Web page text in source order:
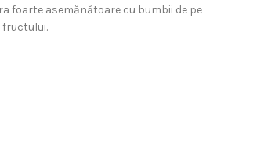
foarte asemănătoare cu bumbii de pe
fructului.